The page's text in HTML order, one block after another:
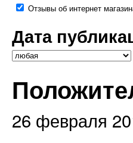
Отзывы об интернет
Дата
26 февраля